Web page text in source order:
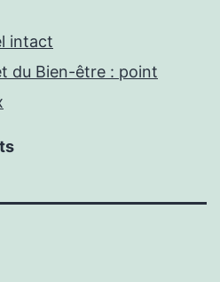
intact
du Bien-être : point